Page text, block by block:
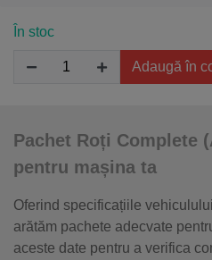
În stoc
Adaugă în
Pachet Roți Complete
pentru mașina ta
Oferind specificațiile
arătăm pachete adecvate
aceste date pentru a verifica